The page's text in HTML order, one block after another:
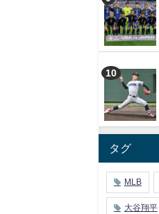
タグ
MLB
大谷翔平